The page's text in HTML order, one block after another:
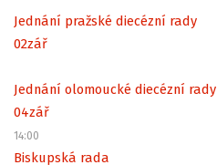
Jednání pražské diecézní rady
02zář
Jednání olomoucké diecézní rady
04zář
14:00
Biskupská rada